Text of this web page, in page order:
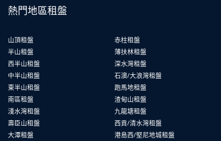
熱門地區租盤
山頂租盤
半山租盤
西半山租盤
中半山租盤
東半山租盤
南區租盤
淺水灣租盤
壽臣山租盤
大潭租盤
赤柱租盤
薄扶林租盤
深水灣租盤
石澳/大浪灣租盤
跑馬地租盤
渣甸山租盤
九龍塘租盤
西貢/清水灣租盤
港島西/堅尼地城租盤